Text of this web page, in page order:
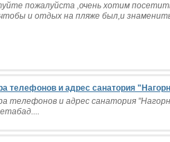
пожалуйста ,очень хотим
и отдых на пляже был,и
телефонов и адрес санатория
телефонов и адрес санатория